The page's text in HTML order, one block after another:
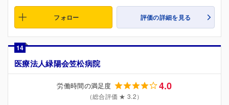
フォロー 評価の詳細を見る
14
医療法人緑陽会笠松病院
労働時間の満足度 4.0
（総合評価 ★ 3.2）